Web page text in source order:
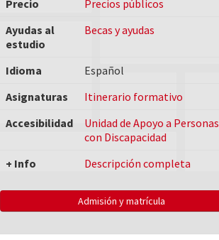
Precio
Precios públicos
Ayudas al
estudio
Becas y ayudas
Idioma
Español
Asignaturas
Itinerario formativo
Accesibilidad
Unidad de Apoyo a Personas
con Discapacidad
+ Info
Descripción completa
Admisión y matrícula